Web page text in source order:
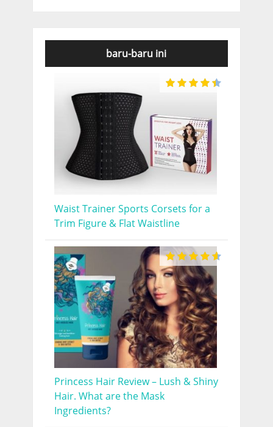
baru-baru ini
Waist Trainer Sports Corsets for a
Trim Figure & Flat Waistline
Princess Hair Review – Lush & Shiny
Hair. What are the Mask
Ingredients?